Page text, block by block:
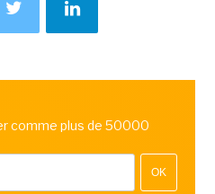
comme plus de 50000
OK